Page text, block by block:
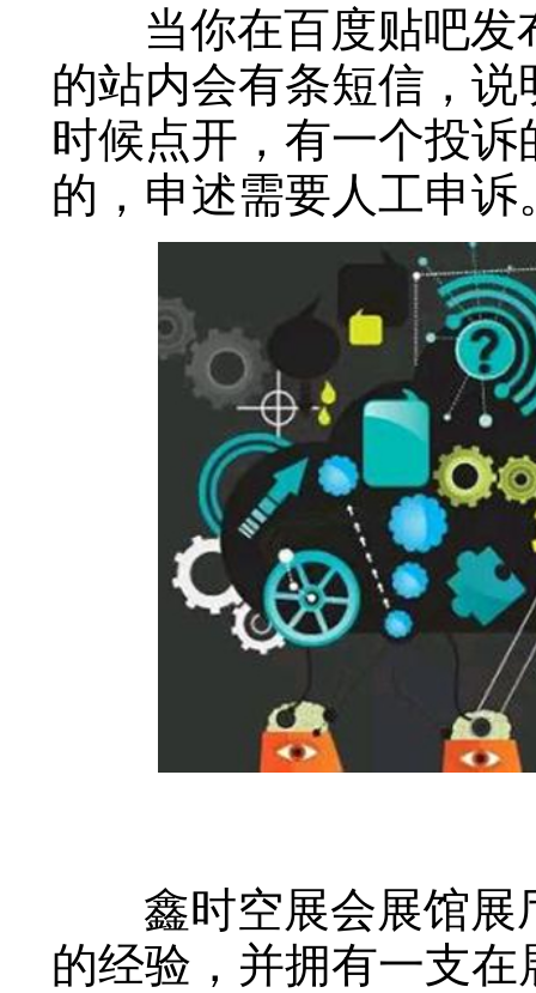
当你在百度贴吧发
的站内会有条短信，
时候点开，有一个投
的，申述需要人工申诉
鑫时空展会展馆展
的经验，并拥有一支